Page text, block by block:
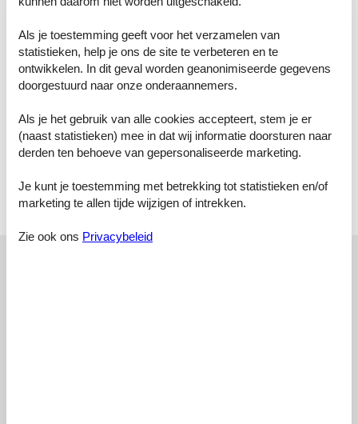
bomen en velden. 9 km van het centrum van Manciano, 9 km van
zee. Voor alleengebruik: terrein 5.000 m2, groot tuin met bomen,
weide, openluchtzwembad (4 x 10 m, 150 cm diepte,
seizoensgebonden beschikbaarheid: 15.Mei. - 24.Sep.) met trap.
Buitendouche, terras, tuinmeubelen. In het huis: internetaansluiting,
toegangsweg (onverharde weg). Parkeerplaats op het terrein.
Supermarkt 9 km, bushalte 4.4 km, zandstrand "Albinia" 42 km,
openluchtzwembad 13 km, thermaalbad "Saturnia" 14 km. Manege
7 km. Attracties in de buurt: Pitigliano 16 km, Argentario 50 km.
Licentienummer: IT053014C2Z7EWODFS /
Als je toestemming geeft voor het verzamelen van
statistieken, help je ons de site te verbeteren en te
ontwikkelen. In dit geval worden geanonimiseerde gegevens
doorgestuurd naar onze onderaannemers.
Als je het gebruik van alle cookies accepteert, stem je er
(naast statistieken) mee in dat wij informatie doorsturen naar
derden ten behoeve van gepersonaliseerde marketing.
Je kunt je toestemming met betrekking tot statistieken en/of
marketing te allen tijde wijzigen of intrekken.
Zie ook ons Privacybeleid